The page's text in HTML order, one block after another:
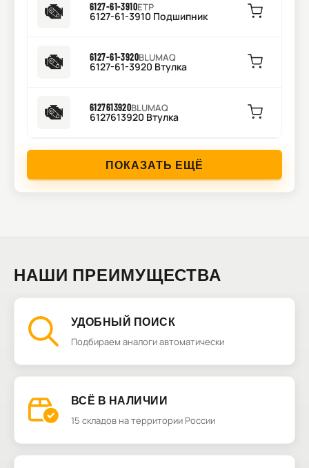
6127-61-3910ETP
6127-61-3910 Подшипник
6127-61-3920BLUMAQ
6127-61-3920 Втулка
6127613920BLUMAQ
6127613920 Втулка
ПОКАЗАТЬ ЕЩЁ
НАШИ ПРЕИМУЩЕСТВА
УДОБНЫЙ ПОИСК
Подбираем аналоги автоматически
ВСЁ В НАЛИЧИИ
15 складов на территории России